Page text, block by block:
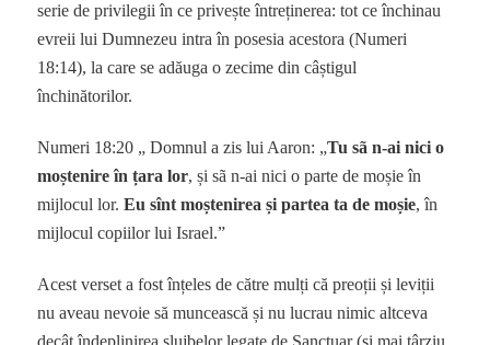
serie de privilegii în ce privește întreținerea: tot ce închinau
evreii lui Dumnezeu intra în posesia acestora (Numeri
18:14), la care se adăuga o zecime din câștigul
închinătorilor.
Numeri 18:20 „ Domnul a zis lui Aaron: „Tu sã n-ai nici o
moștenire în țara lor, și sã n-ai nici o parte de moșie în
mijlocul lor. Eu sînt moștenirea și partea ta de moșie, în
mijlocul copiilor lui Israel.”
Acest verset a fost înțeles de către mulți că preoții și leviții
nu aveau nevoie să muncească și nu lucrau nimic altceva